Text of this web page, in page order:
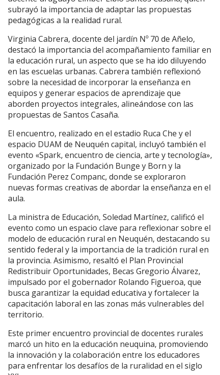
subrayó la importancia de adaptar las propuestas
pedagógicas a la realidad rural.
Virginia Cabrera, docente del jardín Nº 70 de Añelo,
destacó la importancia del acompañamiento familiar en
la educación rural, un aspecto que se ha ido diluyendo
en las escuelas urbanas. Cabrera también reflexionó
sobre la necesidad de incorporar la enseñanza en
equipos y generar espacios de aprendizaje que
aborden proyectos integrales, alineándose con las
propuestas de Santos Casaña.
El encuentro, realizado en el estadio Ruca Che y el
espacio DUAM de Neuquén capital, incluyó también el
evento «Spark, encuentro de ciencia, arte y tecnología»,
organizado por la Fundación Bunge y Born y la
Fundación Perez Companc, donde se exploraron
nuevas formas creativas de abordar la enseñanza en el
aula.
La ministra de Educación, Soledad Martínez, calificó el
evento como un espacio clave para reflexionar sobre el
modelo de educación rural en Neuquén, destacando su
sentido federal y la importancia de la tradición rural en
la provincia. Asimismo, resaltó el Plan Provincial
Redistribuir Oportunidades, Becas Gregorio Álvarez,
impulsado por el gobernador Rolando Figueroa, que
busca garantizar la equidad educativa y fortalecer la
capacitación laboral en las zonas más vulnerables del
territorio.
Este primer encuentro provincial de docentes rurales
marcó un hito en la educación neuquina, promoviendo
la innovación y la colaboración entre los educadores
para enfrentar los desafíos de la ruralidad en el siglo